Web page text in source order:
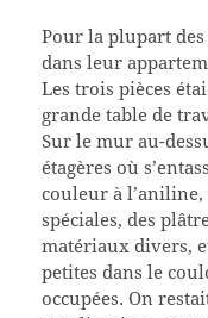
Pour la plupart
dans leur
Les trois pièces
grande table de
Sur le mur au-
étagères où
couleur à l’aniline,
spéciales, des
matériaux divers,
petites dans le
occupées. On